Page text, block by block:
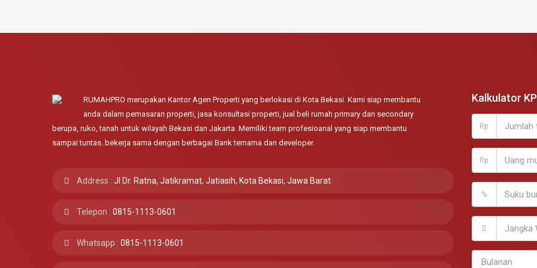
RUMAHPRO merupakan Kantor Agen Properti yang berlokasi di Kota Bekasi. Kami siap membantu
anda dalam pemasaran properti, jasa konsultasi properti, jual beli rumah primary dan secondary
berupa, ruko, tanah untuk wilayah Bekasi dan Jakarta. Memiliki team profesioanal yang siap membantu
sampai tuntas. bekerja sama dengan berbagai Bank ternama dan developer.
Address : Jl Dr. Ratna, Jatikramat, Jatiasih, Kota Bekasi, Jawa Barat
Telepon : 0815-1113-0601
Whatsapp : 0815-1113-0601
Kalkulator
Rp
Rp
%
Bulanan